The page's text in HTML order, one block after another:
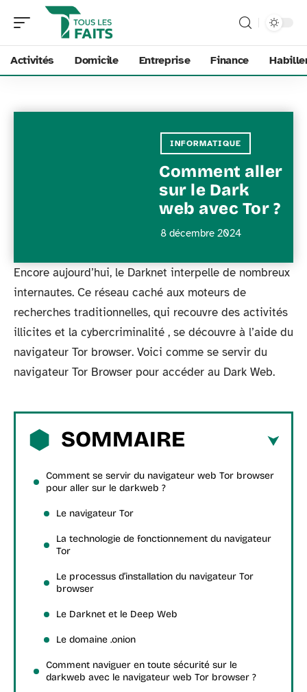
Activités Domicile Entreprise Finance
INFORMATIQUE
Comment aller
sur le Dark
web avec Tor ?
8 décembre 2024
Encore aujourd’hui, le Darknet interpelle de nombreux
internautes. Ce réseau caché aux moteurs de
recherches traditionnelles, qui recouvre des activités
illicites et la cybercriminalité , se découvre à l’aide du
navigateur Tor browser. Voici comme se servir du
navigateur Tor Browser pour accéder au Dark Web.
SOMMAIRE
Comment se servir du navigateur web Tor browser
pour aller sur le darkweb ?
Le navigateur Tor
La technologie de fonctionnement du navigateur
Tor
Le processus d’installation du navigateur Tor
browser
Le Darknet et le Deep Web
Le domaine .onion
Comment naviguer en toute sécurité sur le
darkweb avec le navigateur web Tor browser ?